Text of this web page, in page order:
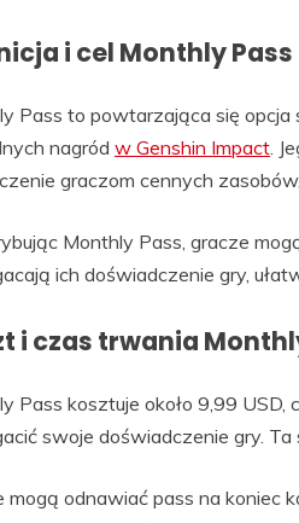
i cel Monthly Pass
Pass to powtarzająca się
nagród w Genshin Impact.
graczom cennych
Monthly Pass, gracze
ich doświadczenie gry,
i czas trwania
Pass kosztuje około 9,99
swoje doświadczenie gry.
mogą odnawiać pass na koniec